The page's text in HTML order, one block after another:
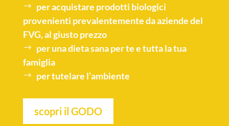
per acquistare prodotti biologici
provenienti prevalentemente da aziende del
FVG, al giusto prezzo
per unadieta sanaper te e tutta la tua
famiglia
per tutelare l’ambiente
scopri il GODO